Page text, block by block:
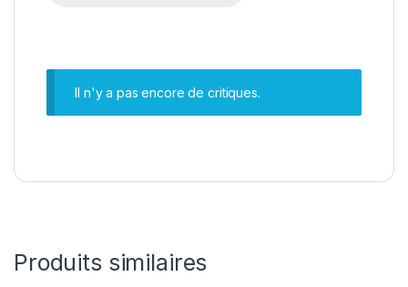
Il n'y a pas encore de critiques.
Produits similaires